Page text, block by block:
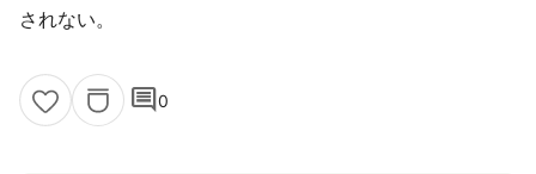
されない。
comment0